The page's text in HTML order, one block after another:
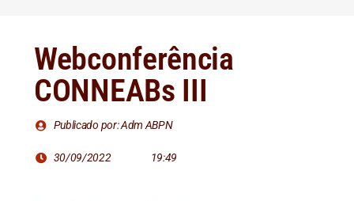
Webconferência
CONNEABs III
Publicado por: Adm ABPN
30/09/2022 19:49